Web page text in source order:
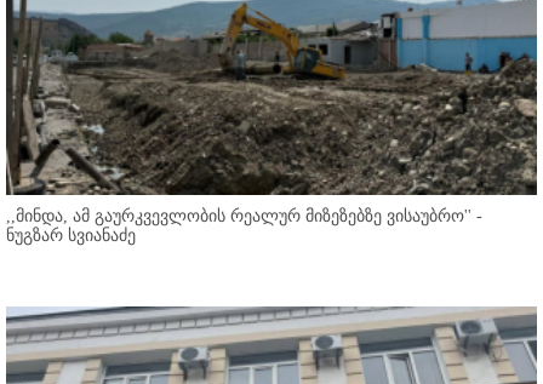
,,მინდა, ამ გაურკვევლობის რეალურ მიზეზებზე ვისაუბრო'' -
ნუგზარ სვიანაძე